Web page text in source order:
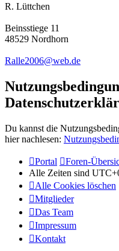
R. Lüttchen
Beinsstiege 11
48529 Nordhorn
Ralle2006@web.de
Du kannst die
hier nachlesen:
Portal
Foren-
Alle Zeiten sind
Alle Cookies löschen
Mitglieder
Das Team
Impressum
Kontakt